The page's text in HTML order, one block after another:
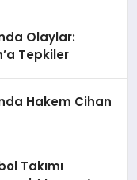
Olaylar:
Tepkiler
Hakem Cihan
Takımı